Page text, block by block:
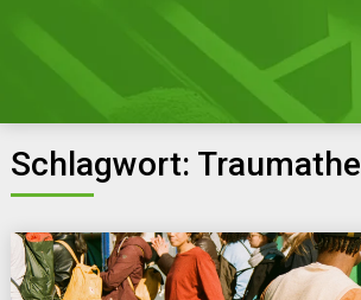
Schlagwort: